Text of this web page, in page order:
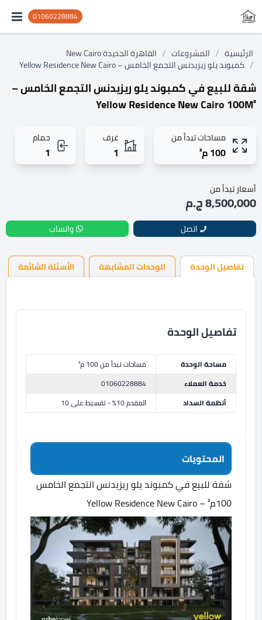
01060228884
الرئيسية / المشروعات / القاهرة الجديدة New Cairo
/ كمبوند يلو ريزيدنس التجمع الخامس – Yellow Residence New Cairo
شقة للبيع في كمبوند يلو ريزيدنس التجمع الخامس –
Yellow Residence New Cairo 100M²
مساحات تبدأ من
100 م²
غرف
1
حمام
1
أسعار تبدأ من
8,500,000 ج.م
اتصل واتساب
تفاصيل الوحدة الوحدات المشابهة الأسئلة الشائعة
تفاصيل الوحدة
مساحة الوحدة
مساحات تبدأ من 100 م²
خدمة العملاء
01060228884
أنظمة السداد
المقدم 10% - تقسيط على 10
المحتويات
شقة للبيع في كمبوند يلو ريزيدنس التجمع الخامس
100م² – Yellow Residence New Cairo